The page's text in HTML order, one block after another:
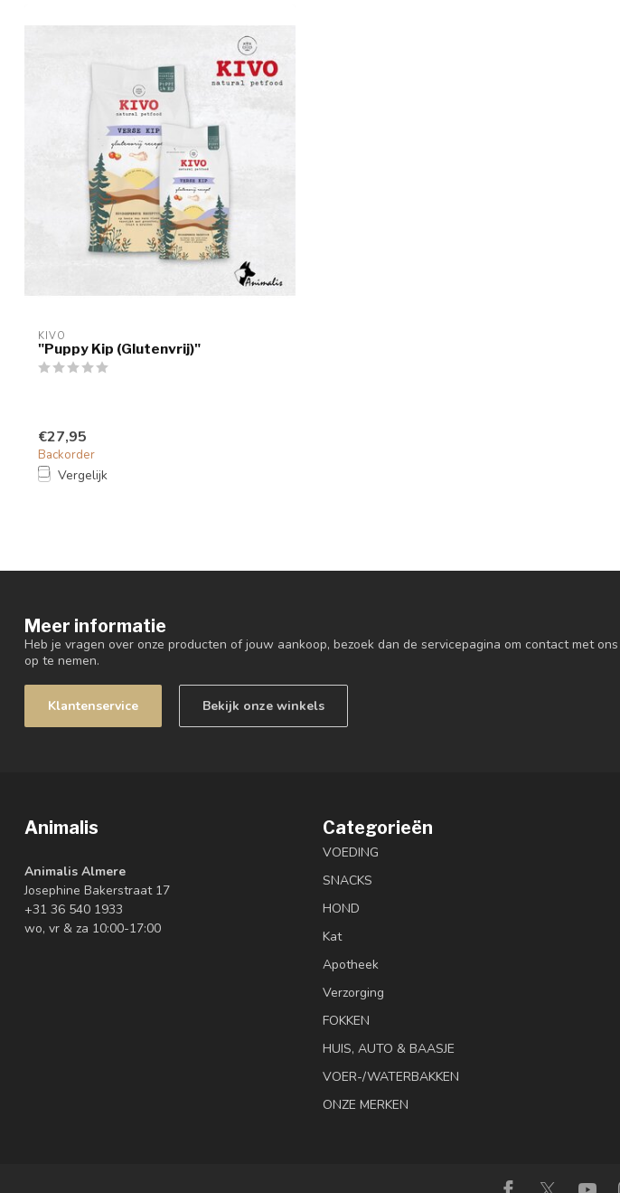
KIVO
"Puppy Kip (Glutenvrij)"
€27,95
Backorder
Vergelijk
Meer informatie
Heb je vragen over onze producten of jouw aankoop, bezoek dan de servicepagina om contact met ons
op te nemen.
Klantenservice Bekijk onze winkels
Animalis
Animalis Almere
Josephine Bakerstraat 17
+31 36 540 1933
wo, vr & za 10:00-17:00
Categorieën
VOEDING
SNACKS
HOND
Kat
Apotheek
Verzorging
FOKKEN
HUIS, AUTO & BAASJE
VOER-/WATERBAKKEN
ONZE MERKEN